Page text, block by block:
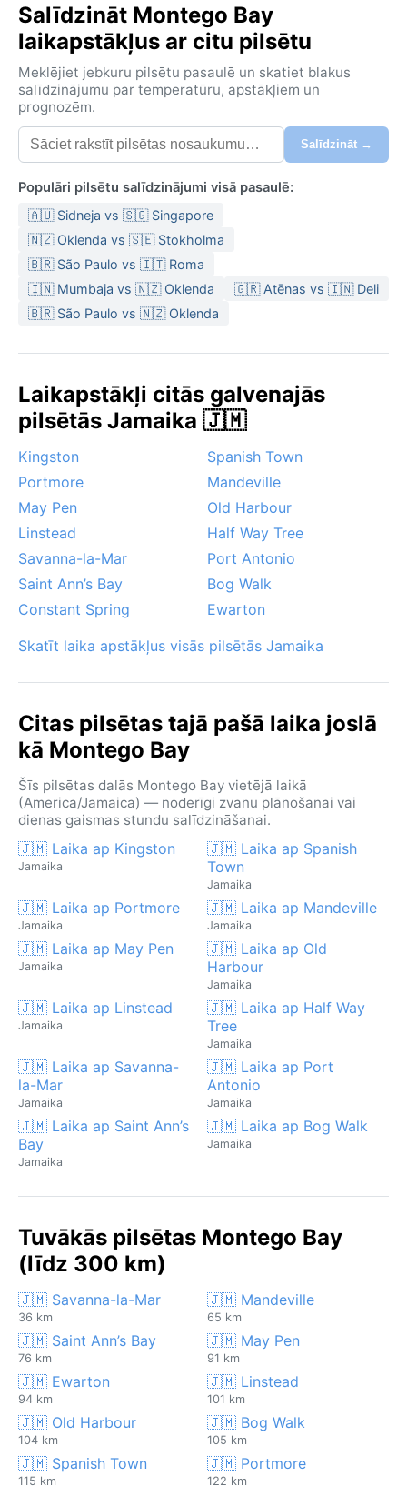
siltuma sajaukums.
Klimats atbilst tropiskā musona tipam (Köpena Am) –
temperatūra svārstās ap 27–32°C visu gadu, bet
gaisa mitrums ir augsts. Vasara (no jūnija līdz
novembrim) ir lietus sezona, kad nakts lietavas atnes
atvieglojumu, bet arī augstu mitrumu. Ziema
(decembris–maijs) ir sausāka un vēsāka, ar dienas
mm gadā, īpaši no maija līdz oktobrim. Ceļotājiem
ieteicams plāns, viegls apģērbs no dabīgiem
audumiem, lietussargs un sauļošanās krēms.
Vislabākais laiks apmeklējumam ir no decembra līdz
aprīlim, kad nokrišņu ir mazāk un jūra ir mierīga. Tomēr
jāņem vērā, ka lietus sezona sakrīt ar viesuļvētru risku
sestdienas musons, kas īslaicīgi traucē plānoto
tropiskās lietusgāzes. Sausākajā sezonā, īpaši janvārī
un februārī, var būt neliela migla no jūras rīta. Tomēr
piedāvā neaizmirstamu tropu pieredzi.
Salīdzināt Montego Bay
laikapstākļus ar citu pilsētu
Meklējiet jebkuru pilsētu pasaulē un skatiet blakus
salīdzinājumu par temperatūru, apstākļiem un
prognozēm.
Salīdzināt →
Populāri pilsētu salīdzinājumi visā pasaulē:
🇦🇺 Sidneja vs 🇸🇬 Singapore
🇳🇿 Oklenda vs 🇸🇪 Stokholma
🇧🇷 São Paulo vs 🇮🇹 Roma
🇮🇳 Mumbaja vs 🇳🇿 Oklenda
🇬🇷 Atēnas vs 🇮🇳 Deli
🇧🇷 São Paulo vs 🇳🇿 Oklenda
Laikapstākļi citās galvenajās
pilsētās Jamaika 🇯🇲
Kingston
Spanish Town
Portmore
Mandeville
May Pen
Old Harbour
Linstead
Half Way Tree
Savanna-la-Mar
Port Antonio
Saint Ann’s Bay
Bog Walk
Constant Spring
Ewarton
Skatīt laika apstākļus visās pilsētās Jamaika
Citas pilsētas tajā pašā laika joslā
kā Montego Bay
Šīs pilsētas dalās Montego Bay vietējā laikā
(America/Jamaica) — noderīgi zvanu plānošanai vai
dienas gaismas stundu salīdzināšanai.
🇯🇲 Laika ap Kingston
Jamaika
🇯🇲 Laika ap Spanish
Town
Jamaika
🇯🇲 Laika ap Portmore
Jamaika
🇯🇲 Laika ap Mandeville
Jamaika
🇯🇲 Laika ap May Pen
Jamaika
🇯🇲 Laika ap Old
Harbour
Jamaika
🇯🇲 Laika ap Linstead
Jamaika
🇯🇲 Laika ap Half Way
Tree
Jamaika
🇯🇲 Laika ap Savanna-
la-Mar
Jamaika
🇯🇲 Laika ap Port
Antonio
Jamaika
🇯🇲 Laika ap Saint Ann’s
Bay
Jamaika
🇯🇲 Laika ap Bog Walk
Jamaika
Tuvākās pilsētas Montego Bay
(līdz 300 km)
🇯🇲 Savanna-la-Mar
36 km
🇯🇲 Mandeville
65 km
🇯🇲 Saint Ann’s Bay
76 km
🇯🇲 May Pen
91 km
🇯🇲 Ewarton
94 km
🇯🇲 Linstead
101 km
🇯🇲 Old Harbour
104 km
🇯🇲 Bog Walk
105 km
🇯🇲 Spanish Town
115 km
🇯🇲 Portmore
122 km